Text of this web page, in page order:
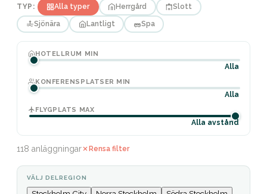
TYP: Alla typer Herrgård Slott
Sjönära Lantligt Spa
HOTELLRUM MIN
Alla
KONFERENSPLATSER MIN
Alla
FLYGPLATS MAX
Alla avstånd
118 anläggningar Rensa filter
VÄLJ DELREGION